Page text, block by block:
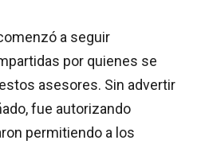
a seguir
por quienes se
asesores. Sin advertir
fue autorizando
permitiendo a los